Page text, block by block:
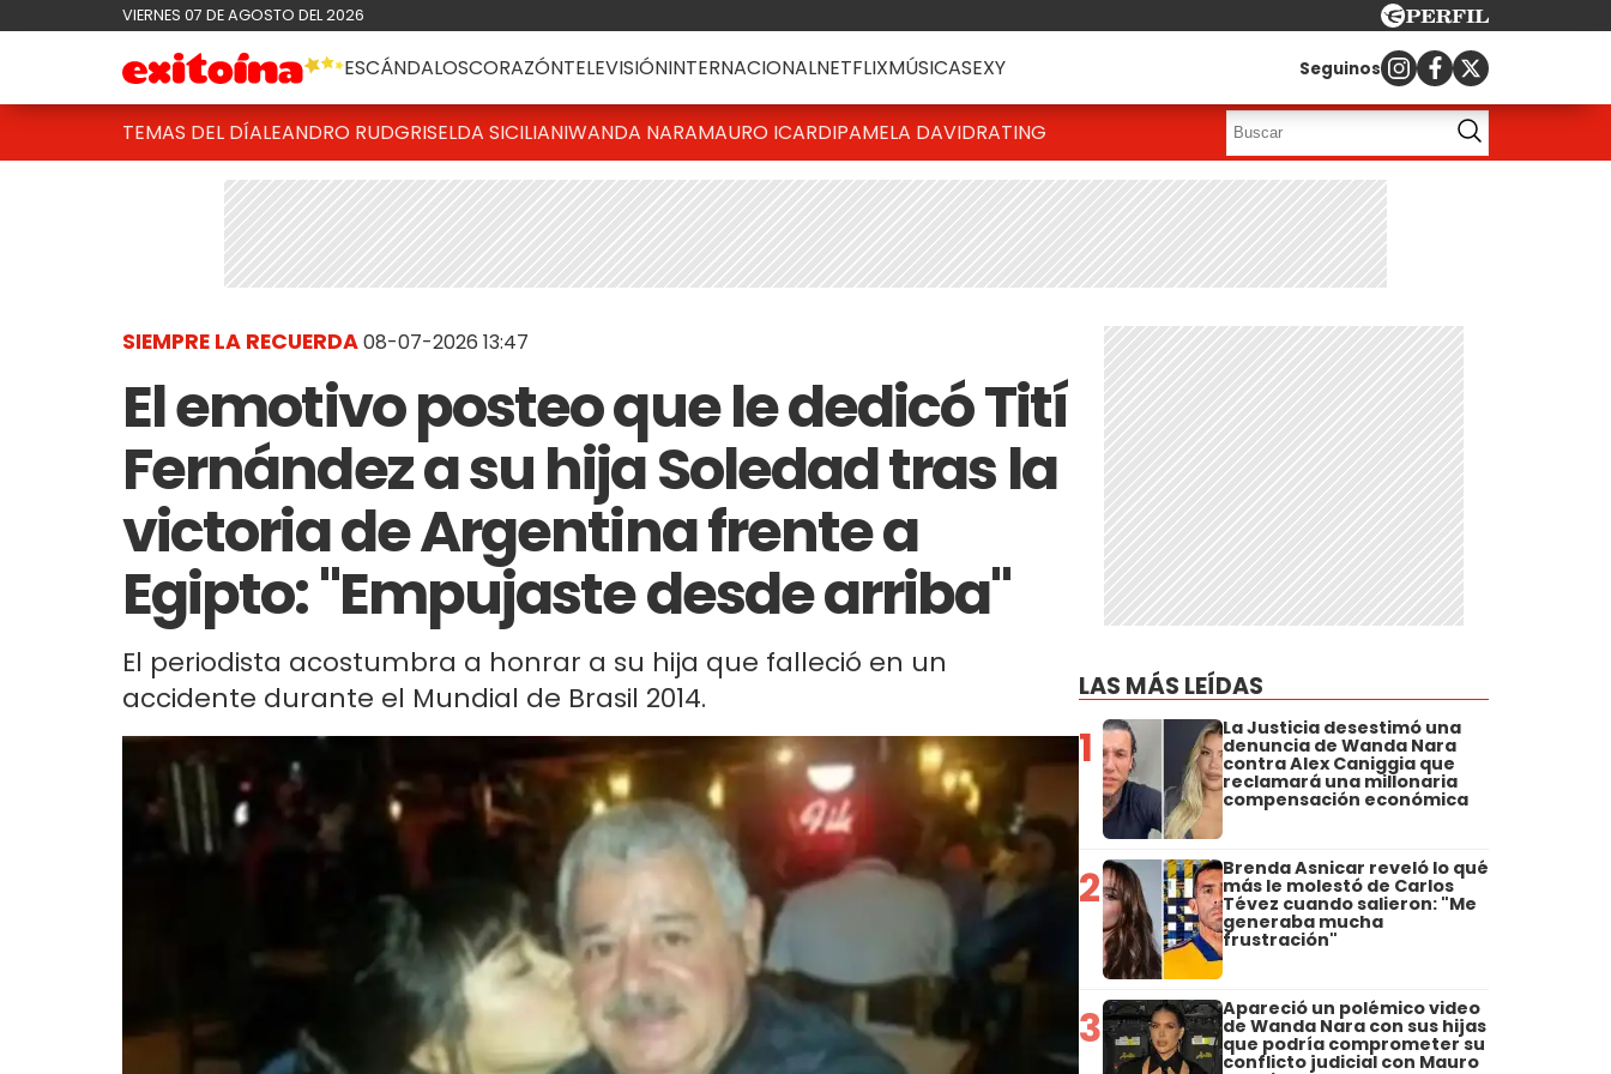
VIERNES 07 DE AGOSTO DEL 2026
ESCÁNDALOSCORAZÓNTELEVISIÓNINTERNACIONALNETFLIXMÚSICASEXY Seguinos
TEMAS DEL DÍALEANDRO RUDGRISELDA SICILIANIWANDA NARAMAURO ICARDIPAMELA DAVIDRATING
SIEMPRE LA RECUERDA08-07-2026 13:47
El emotivo posteo que le dedicó Tití
Fernández a su hija Soledad tras la
victoria de Argentina frente a
Egipto: "Empujaste desde arriba"
El periodista acostumbra a honrar a su hija que falleció en un
accidente durante el Mundial de Brasil 2014.
LAS MÁS LEÍDAS
1 La Justicia desestimó una
denuncia de Wanda Nara
contra Alex Caniggia que
reclamará una millonaria
compensación económica
2 Brenda Asnicar reveló lo qué
más le molestó de Carlos
Tévez cuando salieron: "Me
generaba mucha
frustración"
3 Apareció un polémico video
de Wanda Nara con sus hijas
que podría comprometer su
conflicto judicial con Mauro